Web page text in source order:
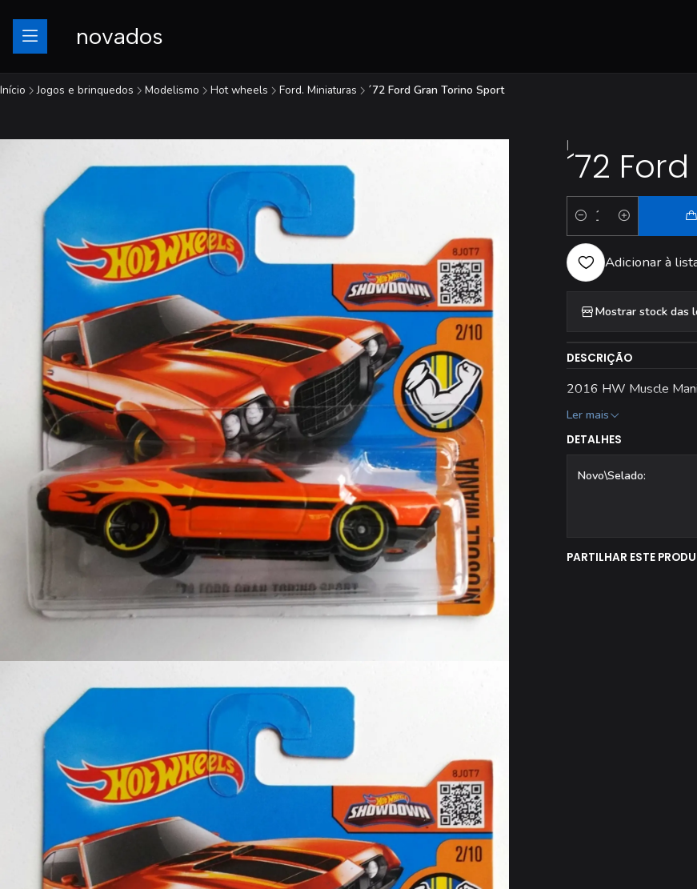
novados
Início Jogos e brinquedos Modelismo Hot wheels Ford. Miniaturas ´72 Ford Gran Torino Sport
|´72
Quantidade
Adicionar à
Mostrar stock das
DESCRIÇÃO
2016 HW Muscle
Ler mais
DETALHES
Novo\Selado:
PARTILHAR ESTE